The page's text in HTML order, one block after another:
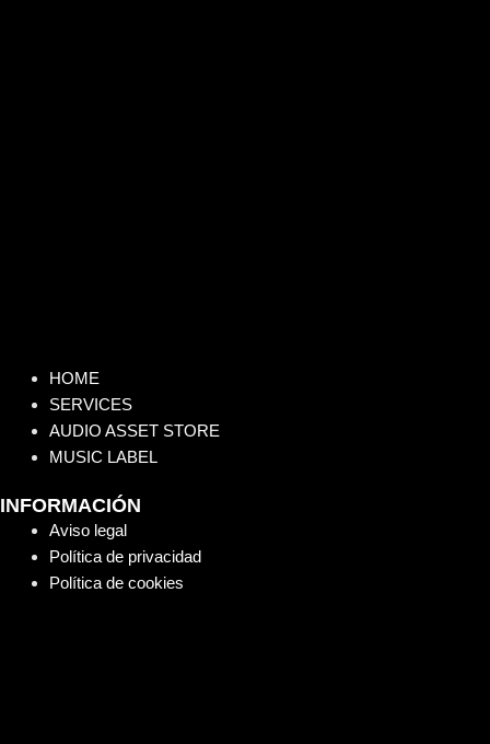
HOME
SERVICES
AUDIO ASSET STORE
MUSIC LABEL
INFORMACIÓN
Aviso legal
Política de privacidad
Política de cookies